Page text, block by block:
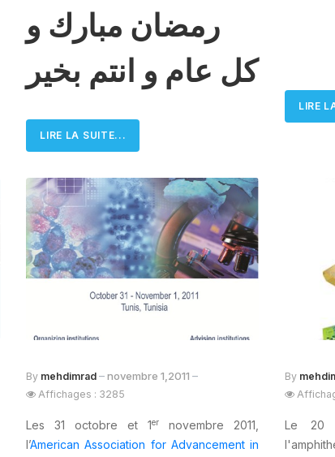
رمضان مبارك و
كل عام و انتم بخير
LIRE LA SUITE...
LIRE
By mehdimrad novembre 1,2011
Affichages : 3285
Les 31 octobre et 1er
novembre 2011,
l’American Association for Advancement in
By
Le 20